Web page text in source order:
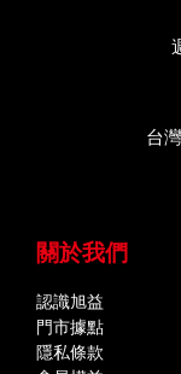
台
關於我們
認識旭益
門市據點
隱私條款